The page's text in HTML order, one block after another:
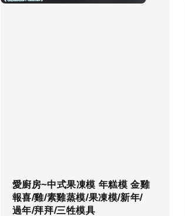
愛廚房~中式果凍模 年糕模 金雞
報喜/雞/素雞蒸模/果凍模/新年/
過年/拜拜/三牲模具